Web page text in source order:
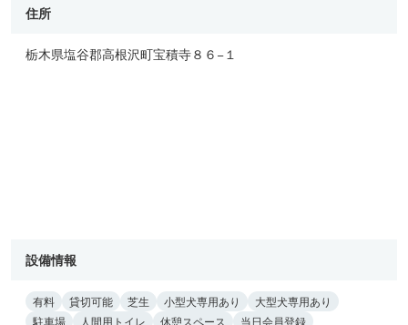
住所
栃木県塩谷郡高根沢町宝積寺８６−１
設備情報
有料 貸切可能 芝生 小型犬専用あり
大型犬専用あり
駐車場
人間用トイレ 休憩スペース
当日会員登録